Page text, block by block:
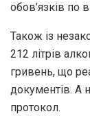
обов’язків по
Також із
212 літрів
гривень, що
документів. А
протокол.